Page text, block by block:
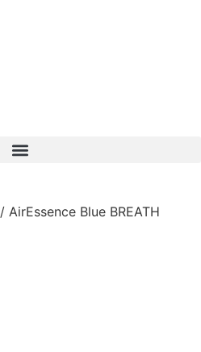
/ AirEssence Blue BREATH